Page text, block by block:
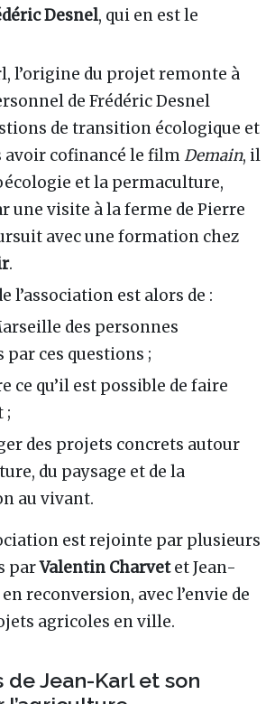
Desnel, qui en est le
l’origine du projet remonte à
de Frédéric Desnel
de transition écologique et
avoir cofinancé le filmDemain, il
et la permaculture,
une visite à la ferme de Pierre
avec une formation chez
.
l’association est alors de :
des personnes
par ces questions ;
ce qu’il est possible de faire
;
des projets concrets autour
du paysage et de la
au vivant.
est rejointe par plusieurs
parValentin Charvetet Jean-
reconversion, avec l’envie de
agricoles en ville.
de Jean-Karl et son